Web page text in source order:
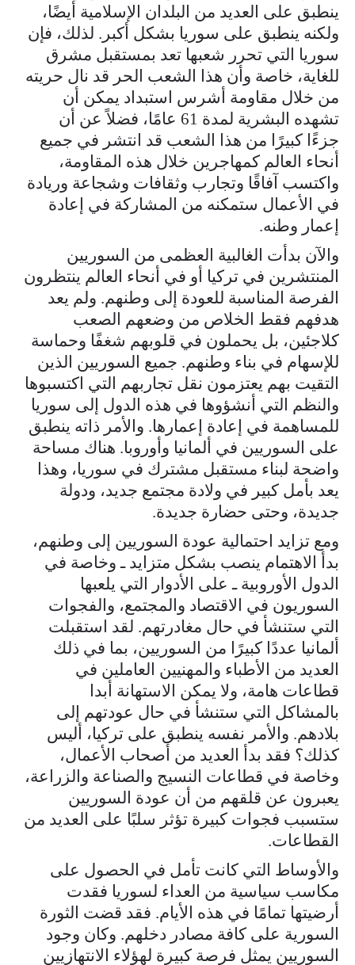
ينطبق على العديد من البلدان الإسلامية أيضًا،
ولكنه ينطبق على سوريا بشكل أكبر. لذلك، فإن
سوريا التي تحرر شعبها تعد بمستقبل مشرق
للغاية، خاصة وأن هذا الشعب الحر قد نال حريته
من خلال مقاومة أشرس استبداد يمكن أن
تشهده البشرية لمدة 61 عامًا، فضلاً عن أن
جزءًا كبيرًا من هذا الشعب قد انتشر في جميع
أنحاء العالم كمهاجرين خلال هذه المقاومة،
واكتسب آفاقًا وتجارب وثقافات وشجاعة وريادة
في الأعمال ستمكنه من المشاركة في إعادة
إعمار وطنه.
والآن بدأت الغالبية العظمى من السوريين
المنتشرين في تركيا أو في أنحاء العالم ينتظرون
الفرصة المناسبة للعودة إلى وطنهم. ولم يعد
هدفهم فقط الخلاص من وضعهم الصعب
كلاجئين، بل يحملون في قلوبهم شغفًا وحماسة
للإسهام في بناء وطنهم. جميع السوريين الذين
التقيت بهم يعتزمون نقل تجاربهم التي اكتسبوها
والنظم التي أنشؤوها في هذه الدول إلى سوريا
للمساهمة في إعادة إعمارها. والأمر ذاته ينطبق
على السوريين في ألمانيا وأوروبا. هناك مساحة
واضحة لبناء مستقبل مشترك في سوريا، وهذا
يعد بأمل كبير في ولادة مجتمع جديد، ودولة
جديدة، وحتى حضارة جديدة.
ومع تزايد احتمالية عودة السوريين إلى وطنهم،
بدأ الاهتمام ينصب بشكل متزايد ـ وخاصة في
الدول الأوروبية ـ على الأدوار التي يلعبها
السوريون في الاقتصاد والمجتمع، والفجوات
التي ستنشأ في حال مغادرتهم. لقد استقبلت
ألمانيا عددًا كبيرًا من السوريين، بما في ذلك
العديد من الأطباء والمهنيين العاملين في
قطاعات هامة، ولا يمكن الاستهانة أبدا
بالمشاكل التي ستنشأ في حال عودتهم إلى
بلادهم. والأمر نفسه ينطبق على تركيا، أليس
كذلك؟ فقد بدأ العديد من أصحاب الأعمال،
وخاصة في قطاعات النسيج والصناعة والزراعة،
يعبرون عن قلقهم من أن عودة السوريين
ستسبب فجوات كبيرة تؤثر سلبًا على العديد من
القطاعات.
والأوساط التي كانت تأمل في الحصول على
مكاسب سياسية من العداء لسوريا فقدت
أرضيتها تمامًا في هذه الأيام. فقد قضت الثورة
السورية على كافة مصادر دخلهم. وكان وجود
السوريين يمثل فرصة كبيرة لهؤلاء الانتهازيين